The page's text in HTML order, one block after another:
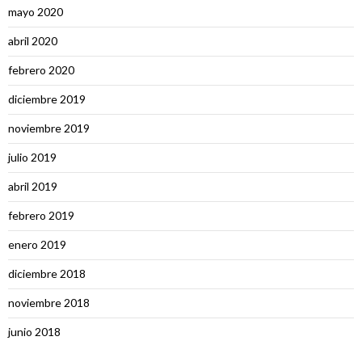
mayo 2020
abril 2020
febrero 2020
diciembre 2019
noviembre 2019
julio 2019
abril 2019
febrero 2019
enero 2019
diciembre 2018
noviembre 2018
junio 2018